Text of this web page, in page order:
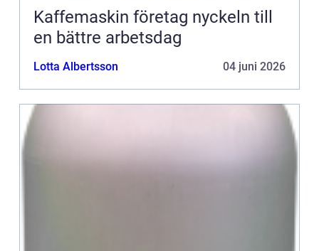
Kaffemaskin företag nyckeln till
en bättre arbetsdag
Lotta Albertsson 04 juni 2026